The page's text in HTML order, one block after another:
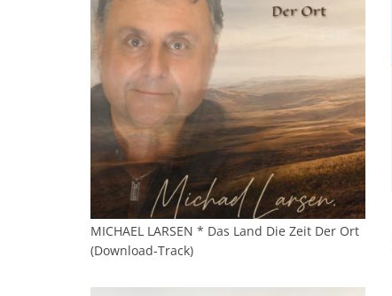
MICHAEL LARSEN * Das Land Die Zeit Der Ort
(Download-Track)